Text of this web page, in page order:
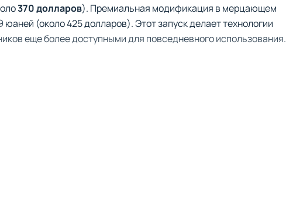
370 долларов). Премиальная модификация в мерцающем
(около 425 долларов). Этот запуск делает технологии
еще более доступными для повседневного использования.